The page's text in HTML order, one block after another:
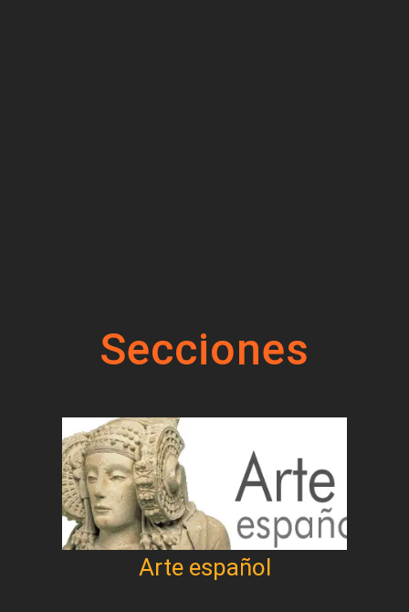
Secciones
Arte español